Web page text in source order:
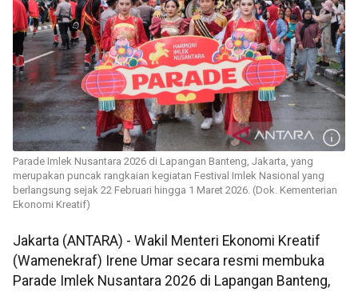
Parade Imlek Nusantara 2026 di Lapangan Banteng, Jakarta, yang
merupakan puncak rangkaian kegiatan Festival Imlek Nasional yang
berlangsung sejak 22 Februari hingga 1 Maret 2026. (Dok. Kementerian
Ekonomi Kreatif)
Jakarta (ANTARA) - Wakil Menteri Ekonomi Kreatif
(Wamenekraf) Irene Umar secara resmi membuka
Parade Imlek Nusantara 2026 di Lapangan Banteng,